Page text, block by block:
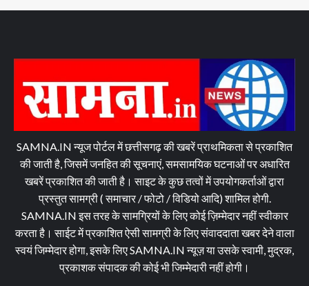
SAMNA.IN न्यूज पोर्टल में छत्तीसगढ़ की खबरें प्राथमिकता से प्रकाशित
की जाती है, जिसमें जनहित की सूचनाएं, समसामयिक घटनाओं पर अधारित
खबरें प्रकाशित की जाती है। साइट के कुछ तत्वों में उपयोगकर्ताओं द्वारा
प्रस्तुत सामग्री ( समाचार / फोटो / विडियो आदि) शामिल होगी.
SAMNA.IN इस तरह के सामग्रियों के लिए कोई ज़िम्मेदार नहीं स्वीकार
करता है। साईट में प्रकाशित ऐसी सामग्री के लिए संवाददाता खबर देने वाला
स्वयं जिम्मेदार होगा, इसके लिए SAMNA.IN न्यूज़ या उसके स्वामी, मुद्रक,
प्रकाशक संपादक की कोई भी जिम्मेदारी नहीं होगी।